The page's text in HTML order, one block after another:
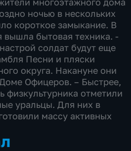
ночью в нескольких
короткое замыкание. В
вышла бытовая техника. -
солдат будут еще
Песни и пляски
округа. Накануне они
Офицеров. – Быстрее,
физкультурника отметили
уральцы. Для них в
массу активных